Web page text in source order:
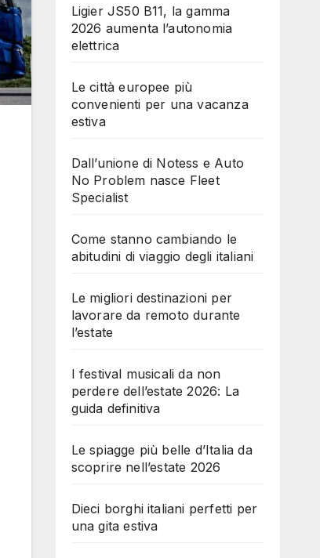
Ligier JS50 B11, la gamma
2026 aumenta l’autonomia
elettrica
Le città europee più
convenienti per una vacanza
estiva
Dall’unione di Notess e Auto
No Problem nasce Fleet
Specialist
Come stanno cambiando le
abitudini di viaggio degli italiani
Le migliori destinazioni per
lavorare da remoto durante
l’estate
I festival musicali da non
perdere dell’estate 2026: La
guida definitiva
Le spiagge più belle d’Italia da
scoprire nell’estate 2026
Dieci borghi italiani perfetti per
una gita estiva